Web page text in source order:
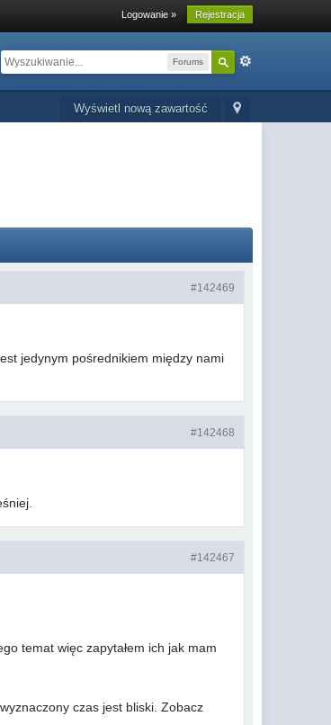
Logowanie » Rejestracja
Forums
Wyświetl nową zawartość
#142469
jedynym pośrednikiem między nami
#142468
#142467
temat więc zapytałem ich jak mam
czas jest bliski. Zobacz